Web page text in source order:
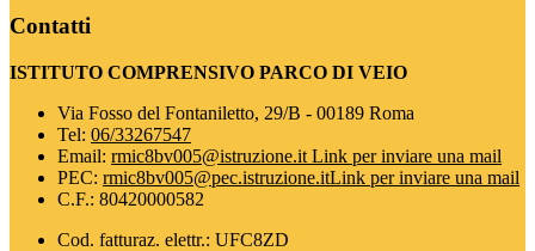
Contatti
ISTITUTO COMPRENSIVO PARCO DI VEIO
Via Fosso del Fontaniletto, 29/B - 00189 Roma
Tel: 06/33267547
Email: rmic8bv005@istruzione.it Link per inviare una mail
PEC: rmic8bv005@pec.istruzione.itLink per inviare una mail
C.F.: 80420000582
Cod. fatturaz. elettr.: UFC8ZD